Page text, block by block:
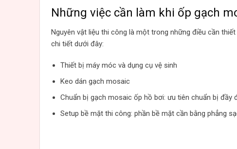
Những việc cần làm khi ốp gạch
Nguyên vật liệu thi công là một trong những điều cần
chi tiết dưới đây:
Thiết bị máy móc và dụng cụ vệ sinh
Keo dán gạch mosaic
Chuẩn bị gạch mosaic ốp hồ bơi: ưu tiên chuẩn bị
Setup bề mặt thi công: phần bề mặt cần bằng phẳng